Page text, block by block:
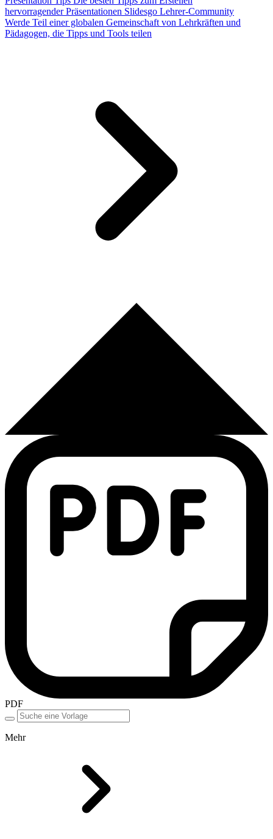
hervorragender Präsentationen Slidesgo Lehrer-Community
Werde Teil einer globalen Gemeinschaft von Lehrkräften und
Pädagogen, die Tipps und Tools teilen
PDF
Mehr